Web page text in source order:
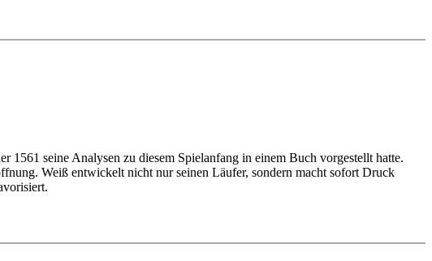
1561 seine Analysen zu diesem Spielanfang in einem Buch vorgestellt hatte.
Weiß entwickelt nicht nur seinen Läufer, sondern macht sofort Druck